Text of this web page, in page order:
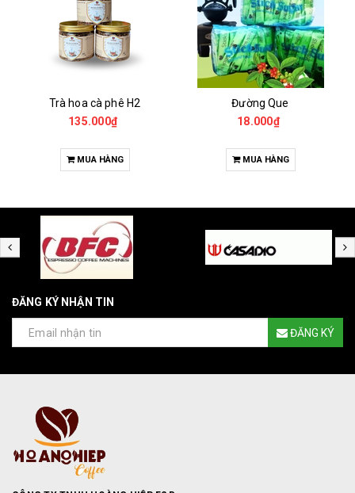
Trà hoa cà phê H2
135.000₫
MUA HÀNG
Đường Que
18.000₫
MUA HÀNG
ĐĂNG KÝ NHẬN TIN
ĐĂNG KÝ